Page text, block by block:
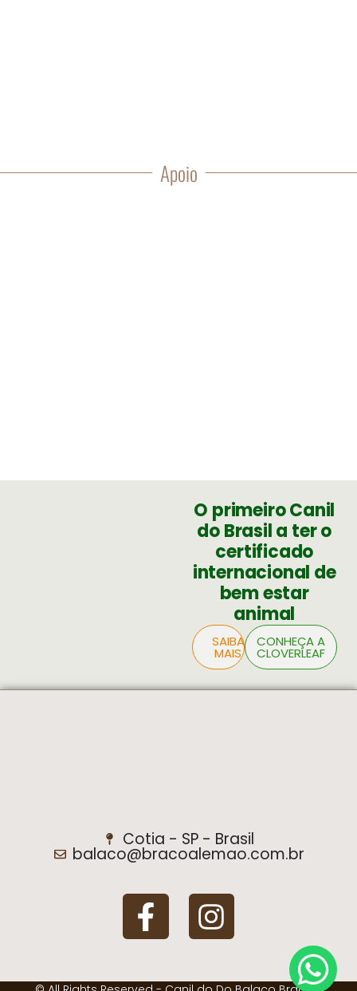
Apoio
O primeiro Canil
do Brasil a ter o
certificado
internacional de
bem estar
animal
SAIBA
MAIS
CONHEÇA A
CLOVERLEAF
Cotia - SP - Brasil
balaco@bracoalemao.com.br